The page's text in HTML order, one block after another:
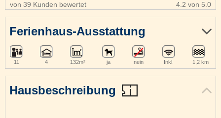
Hausbeschreibung
von 39 Kunden bewertet 4.2 von 5.0
Ferienhaus-Ausstattung
11 4 132m² ja nein Inkl. 1,2 km